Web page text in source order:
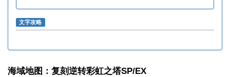
文字攻略
海域地图：复刻逆转彩虹之塔SP/EX